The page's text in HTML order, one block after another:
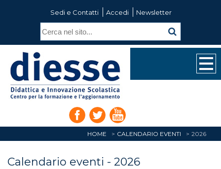
Sedi e Contatti Accedi Newsletter
HOME CALENDARIO EVENTI 2026
Calendario eventi - 2026